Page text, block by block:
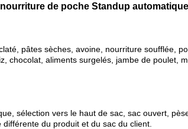
de poche Standup automatique
pâtes sèches, avoine, nourriture soufflée,
chocolat, aliments surgelés, jambe de poulet,
sélection vers le haut de sac, sac ouvert,
du produit et du sac du client.